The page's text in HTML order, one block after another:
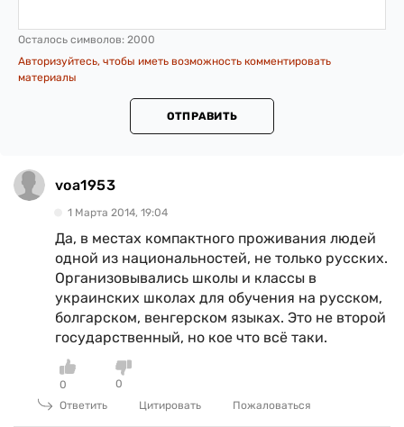
Осталось символов: 2000
Авторизуйтесь, чтобы иметь возможность комментировать
материалы
ОТПРАВИТЬ
voa1953
1 Марта 2014, 19:04
Да, в местах компактного проживания людей
одной из национальностей, не только русских.
Организовывались школы и классы в
украинских школах для обучения на русском,
болгарском, венгерском языках. Это не второй
государственный, но кое что всё таки.
0
0
Ответить
Цитировать Пожаловаться